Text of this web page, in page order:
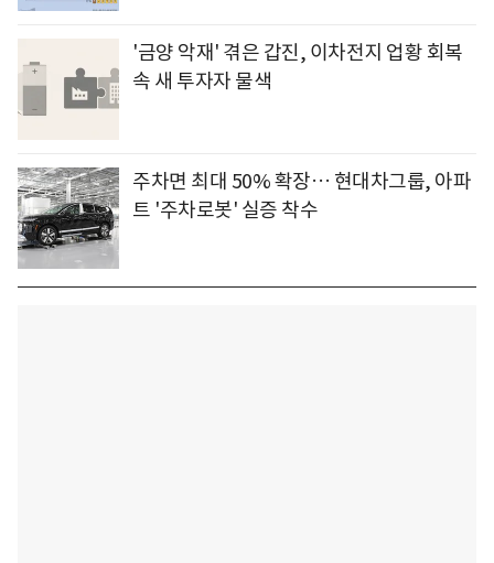
'금양 악재' 겪은 갑진, 이차전지 업황 회복
속 새 투자자 물색
주차면 최대 50% 확장… 현대차그룹, 아파
트 '주차로봇' 실증 착수